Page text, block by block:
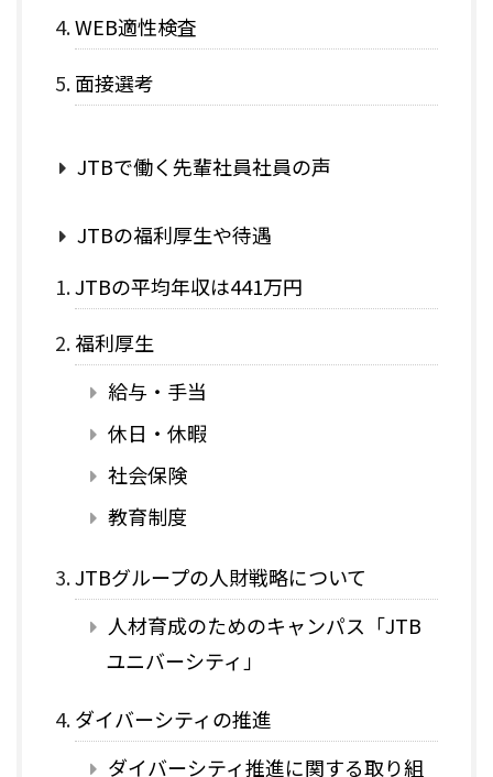
WEB適性検査
面接選考
JTBで働く先輩社員社員の声
JTBの福利厚生や待遇
JTBの平均年収は441万円
福利厚生
給与・手当
休日・休暇
社会保険
教育制度
JTBグループの人財戦略について
人材育成のためのキャンパス「JTB
ユニバーシティ」
ダイバーシティの推進
ダイバーシティ推進に関する取り組